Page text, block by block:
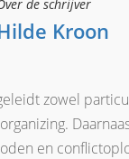
de schrijver
Kroon
zowel
en